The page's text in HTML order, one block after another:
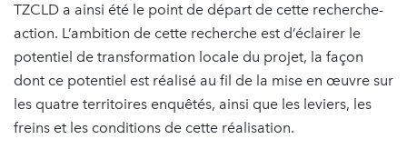
TZCLD a ainsi été le point de départ de cette recherche-
action. L’ambition de cette recherche est d’éclairer le
potentiel de transformation locale du projet, la façon
dont ce potentiel est réalisé au fil de la mise en œuvre sur
les quatre territoires enquêtés, ainsi que les leviers, les
freins et les conditions de cette réalisation.